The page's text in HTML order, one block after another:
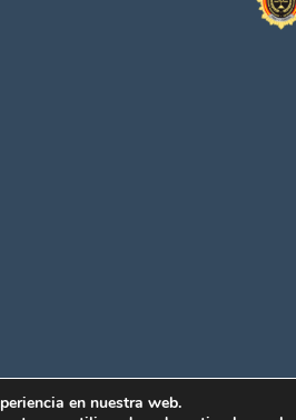
en nuestra web.